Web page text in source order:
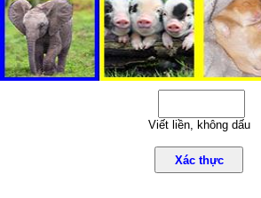
Viết liền, không dấu
Xác thực